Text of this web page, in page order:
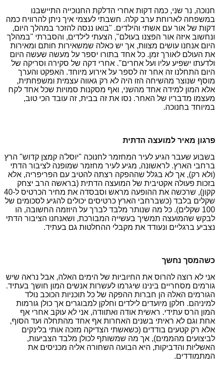
חנוכה, נר שני, כמה דקות אחרי הדלקת החנוכייה התיישבנו
במשפחה לארוחת ערב קלה. חשבתי לעצמי איך ניתן להרוויח כמה
דקות של אור עם אשתי והילדים. "בואו ננסה להזכר במהלך היום,
ונחשוב איזה אור הפצנו בעולם", הצעתי לילדים, והסברתי "במהלך
היום אנחנו עושים מצוות, אך יש כאלה שמשאירות חותם ומאירות
את העולם לאורך זמן. כל אחד בתורו יספר על מעשה שעשה היום
ולדעתו ישפיע עליו ועל אחרים". אחרי דקה של סקירה וסריקה של
היום התחלנו זה אחר זה לספר על אירוע מיוחד. האפקט והערך
מוסף שנוצר מהשיחה הזו היה לא רק גאווה עצמית ומשפחתית,
אלא המון למידה אחד מהשני, ואף מסקנות סמויות שכל אחד לקח
מעצמו מדבריו של האחר. נסו את זה בבית, זה עובד הכי טוב,
במיוחד בחנוכה.
פרגון מאיר למועצה הדתית
בשבוע שעבר הגיע לעיר המחזמר לחנוכה "יוסל'ה קמצן קדוש" הרץ
ברחבי הארץ. לראשונה, מגיע לעיר מחזמר שמופנה לציבור הדתי
(ולא רק), אך לא בגלל שההפקה רצתה להטיב עם הפריפריה, אלא
בזכות פעולה אקטיבית של המועצה הדתית (בראשה הרב יצחק
קקון), שרכשה את ההופעה מראש וסבסדה את מחיר הכרטיס ל-40
שקלים בלבד (כשברחבי הארץ כרטיסים יכולים להגיע לסכומים של
100 שקלים). כל מה שנותר מלבד לברך על היוזמה החשובה, הו
לבקש שהמועצה תמשיך בעשייה המבורכת, ושאנחנו הציבור הדתי
נצביע ברגליים ונעודד את מקבלי ההחלטות גם בעתיד.
כשהמסך נחשך
אני לא רוצה להרוס את החיוביות של הימים האלה, אבל נראה שיש
גורמים מסחריים בינינו שיגרמו לעשרות אנשים המון חושך בעתיד.
הגורמים האלה הן חברות ההפקה של כל תוכניות הכוכב נולד
למיניהם. חלקן מיועדים לילדים וחלקן למבוגרים אך כולן גורמות
המון הרס עתידי. ראשית אודה ואתוודה, אני לא עוקב אחרי אף
אחת וגם לא ראיתי בשנים האחרות אף אחד מהתחלה ועד הסוף,
אלא רק קטעים בודדים (כשאשתי הצדיקה מזכה אותי בלינקים
לביצועים מהממים), אך מה שמשותף לכולן מלבד הצביעות,
האשליות והדביקות, היא הבועה השחורה אליה מכניסים את
המתמודדים.